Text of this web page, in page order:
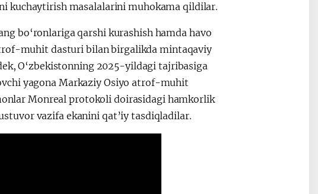
kuchaytirish masalalarini muhokama qildilar.
bo‘ronlariga qarshi kurashish hamda havo
muhit dasturi bilan birgalikda mintaqaviy
O‘zbekistonning 2025-yildagi tajribasiga
yagona Markaziy Osiyo atrof-muhit
Monreal protokoli doirasidagi hamkorlik
vazifa ekanini qat’iy tasdiqladilar.